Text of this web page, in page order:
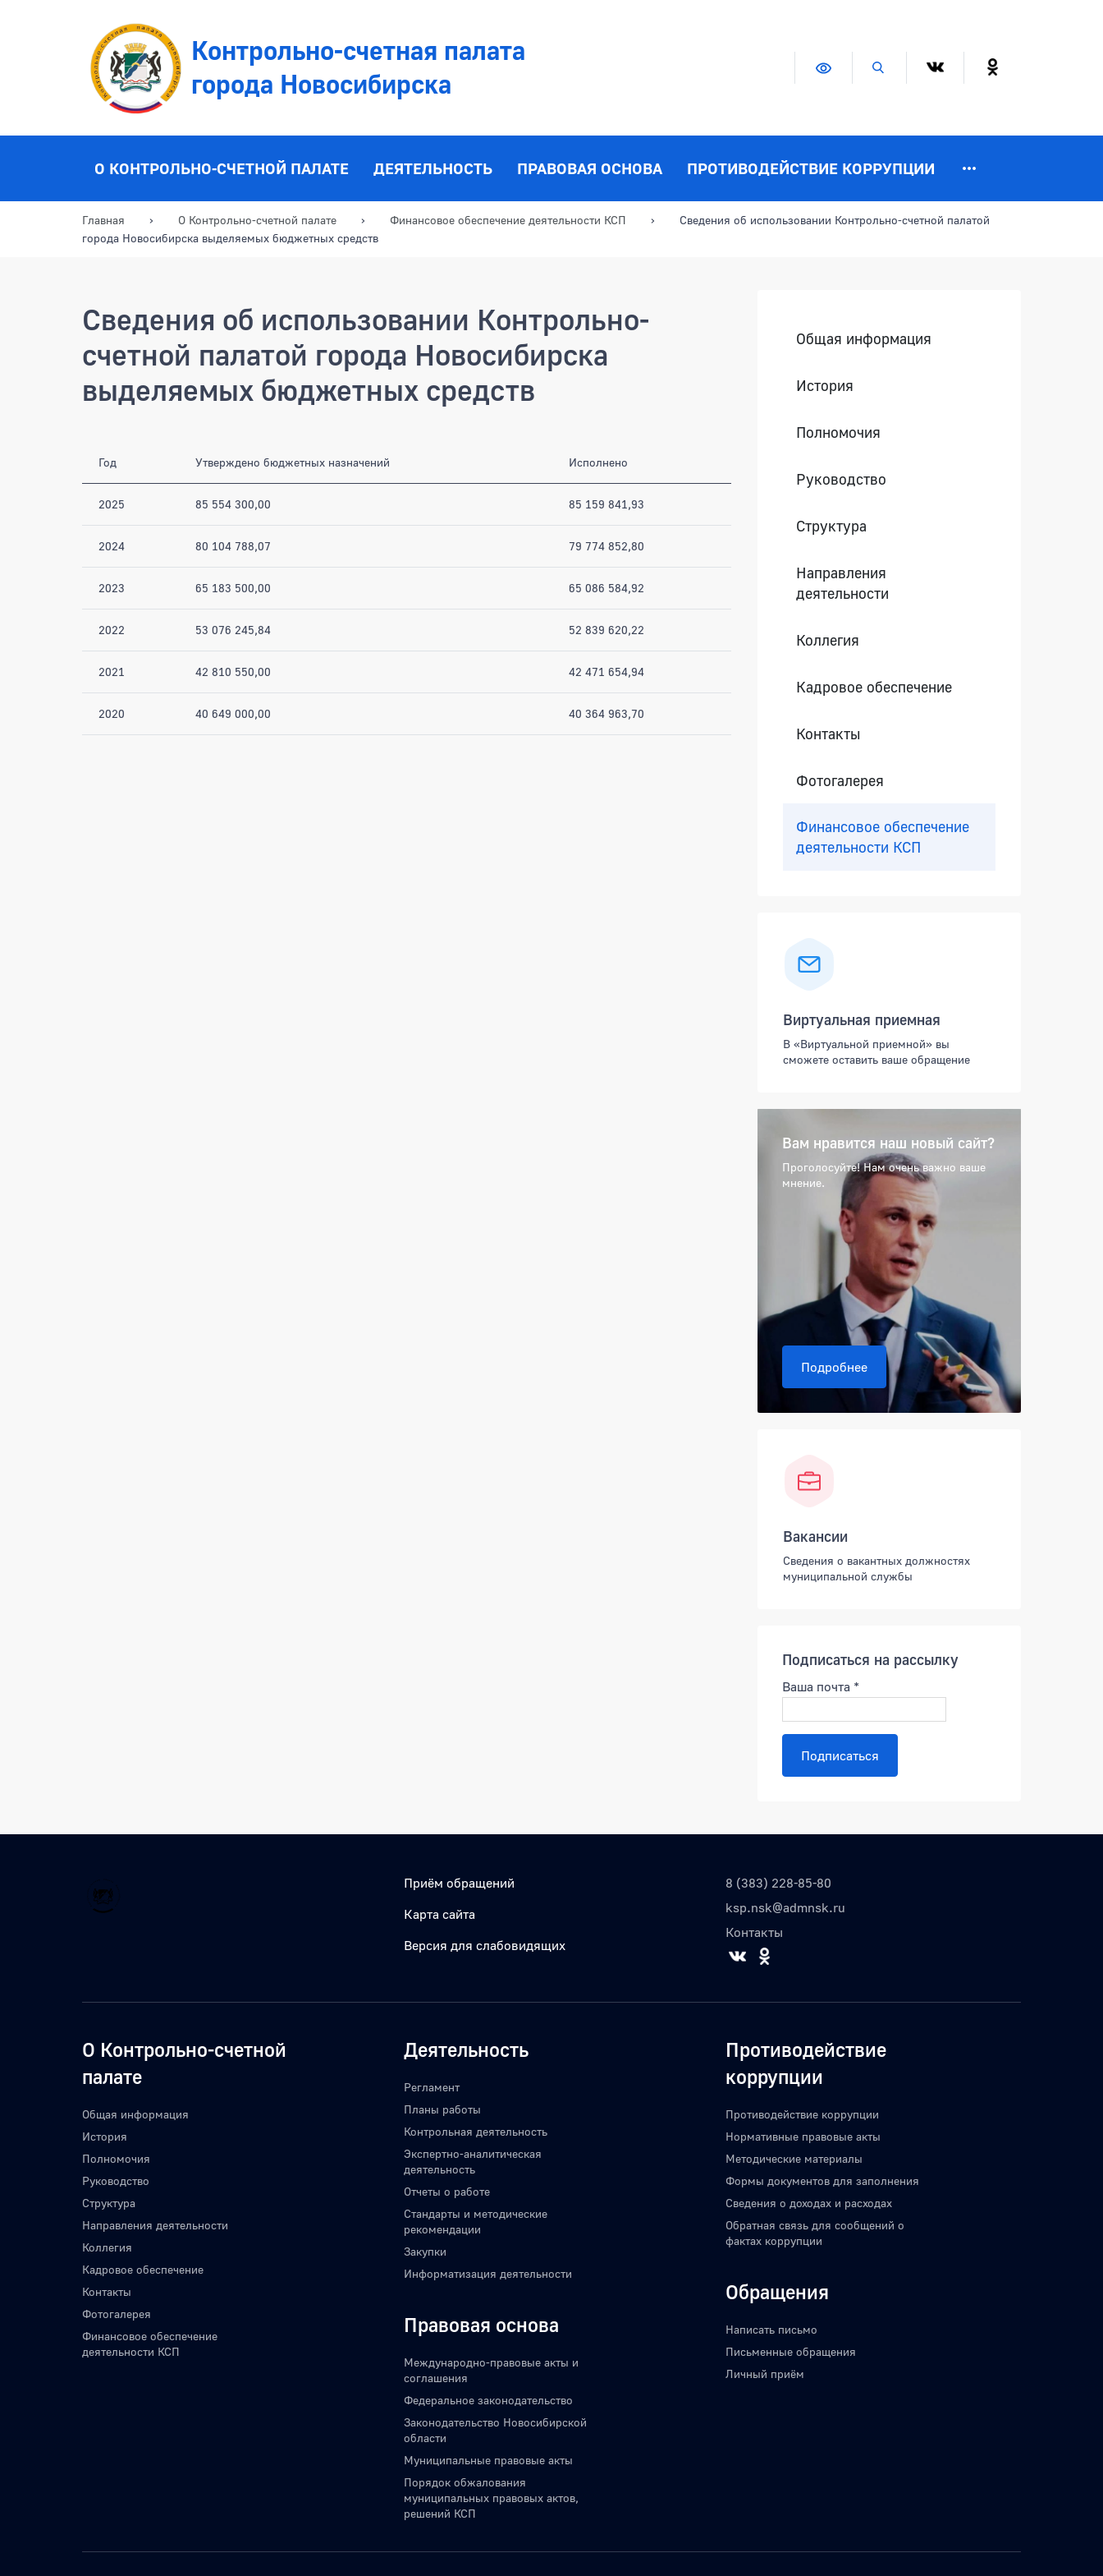
Контрольно-счетная палата
города Новосибирска
Версия для слабовидящих
Поиск по сайту
О КОНТРОЛЬНО-СЧЕТНОЙ ПАЛАТЕ ДЕЯТЕЛЬНОСТЬ ПРАВОВАЯ ОСНОВА ПРОТИВОДЕЙСТВИЕ КОРРУПЦИИ
Главная О Контрольно-счетной палате Финансовое обеспечение деятельности КСП
Сведения об использовании Контрольно-счетной палатой
города Новосибирска выделяемых бюджетных средств
Сведения об использовании Контрольно-
счетной палатой города Новосибирска
выделяемых бюджетных средств
Год Утверждено бюджетных назначений Исполнено
2025 85 554 300,00 85 159 841,93
2024 80 104 788,07 79 774 852,80
2023 65 183 500,00 65 086 584,92
2022 53 076 245,84 52 839 620,22
2021 42 810 550,00 42 471 654,94
2020 40 649 000,00 40 364 963,70
Общая информация
История
Полномочия
Руководство
Структура
Направления
деятельности
Коллегия
Кадровое обеспечение
Контакты
Фотогалерея
Финансовое обеспечение
деятельности КСП
Виртуальная приемная
В «Виртуальной приемной» вы
сможете оставить ваше обращение
Вам нравится наш новый сайт?
Проголосуйте! Нам очень важно ваше
мнение.
Подробнее
Вакансии
Сведения о вакантных должностях
муниципальной службы
Подписаться на рассылку
Ваша почта *
Подписаться
Приём обращений
Карта сайта
Версия для слабовидящих
8 (383) 228-85-80
ksp.nsk@admnsk.ru
Контакты
О Контрольно-счетной
палате
Общая информация
История
Полномочия
Руководство
Структура
Направления деятельности
Коллегия
Кадровое обеспечение
Контакты
Фотогалерея
Финансовое обеспечение
деятельности КСП
Деятельность
Регламент
Планы работы
Контрольная деятельность
Экспертно-аналитическая
деятельность
Отчеты о работе
Стандарты и методические
рекомендации
Закупки
Информатизация деятельности
Правовая основа
Международно-правовые акты и
соглашения
Федеральное законодательство
Законодательство Новосибирской
области
Муниципальные правовые акты
Порядок обжалования
муниципальных правовых актов,
решений КСП
Противодействие
коррупции
Противодействие коррупции
Нормативные правовые акты
Методические материалы
Формы документов для заполнения
Сведения о доходах и расходах
Обратная связь для сообщений о
фактах коррупции
Обращения
Написать письмо
Письменные обращения
Личный приём